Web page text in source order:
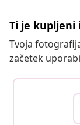
Ti je kupljeni
Tvoja
začetek